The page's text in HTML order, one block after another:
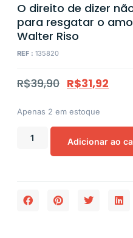
O direito de dizer
para resgatar o
Walter Riso
REF : 135820
R$39,90 R$31,92
Apenas 2 em estoque
Adicionar ao